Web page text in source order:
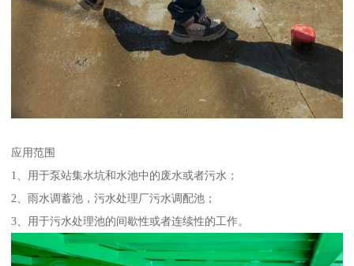
应用范围
1、用于泵站集水坑和水池中的废水或者污水；
2、雨水调蓄池，污水处理厂污水调配池；
3、用于污水处理池的间歇性或者连续性的工作。